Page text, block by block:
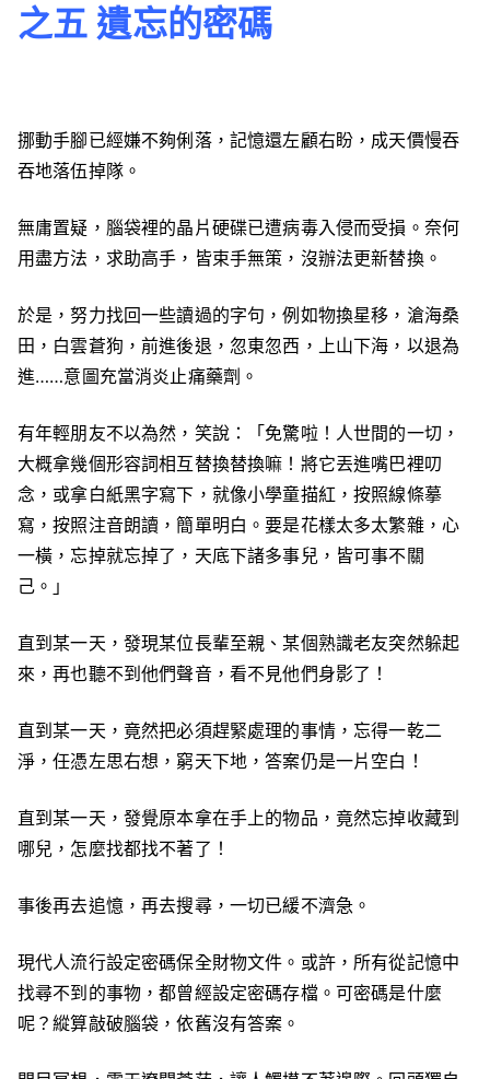
之五 遺忘的密碼
挪動手腳已經嫌不夠俐落，記憶還左顧右盼，成天價慢吞
吞地落伍掉隊。
無庸置疑，腦袋裡的晶片硬碟已遭病毒入侵而受損。奈何
用盡方法，求助高手，皆束手無策，沒辦法更新替換。
於是，努力找回一些讀過的字句，例如物換星移，滄海桑
田，白雲蒼狗，前進後退，忽東忽西，上山下海，以退為
進……意圖充當消炎止痛藥劑。
有年輕朋友不以為然，笑說：「免驚啦！人世間的一切，
大概拿幾個形容詞相互替換替換嘛！將它丟進嘴巴裡叨
念，或拿白紙黑字寫下，就像小學童描紅，按照線條摹
寫，按照注音朗讀，簡單明白。要是花樣太多太繁雜，心
一橫，忘掉就忘掉了，天底下諸多事兒，皆可事不關
己。」
直到某一天，發現某位長輩至親、某個熟識老友突然躲起
來，再也聽不到他們聲音，看不見他們身影了！
直到某一天，竟然把必須趕緊處理的事情，忘得一乾二
淨，任憑左思右想，窮天下地，答案仍是一片空白！
直到某一天，發覺原本拿在手上的物品，竟然忘掉收藏到
哪兒，怎麼找都找不著了！
事後再去追憶，再去搜尋，一切已緩不濟急。
現代人流行設定密碼保全財物文件。或許，所有從記憶中
找尋不到的事物，都曾經設定密碼存檔。可密碼是什麼
呢？縱算敲破腦袋，依舊沒有答案。